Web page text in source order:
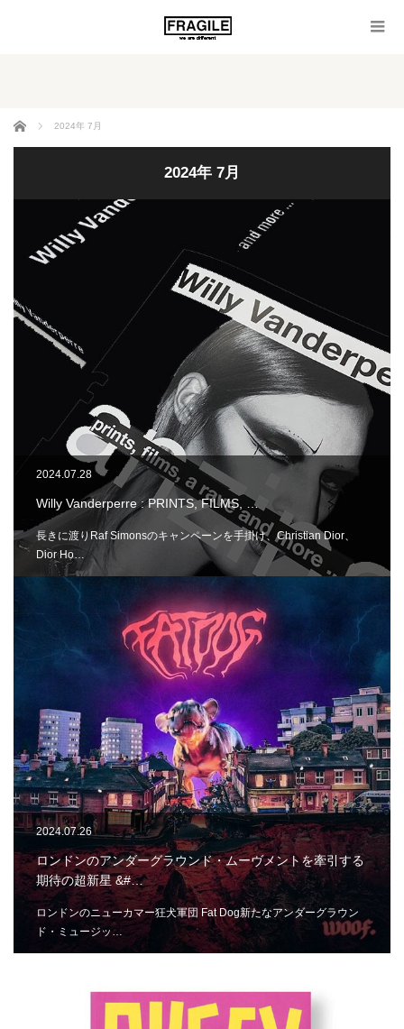
ホーム 2024年 7月
2024年 7月
2024.07.28
Willy Vanderperre : PRINTS, FILMS, …
長きに渡りRaf Simonsのキャンペーンを手掛け、Christian Dior、
Dior Ho…
2024.07.26
ロンドンのアンダーグラウンド・ムーヴメントを牽引する
期待の超新星 &#…
ロンドンのニューカマー狂犬軍団 Fat Dog新たなアンダーグラウン
ド・ミュージッ…